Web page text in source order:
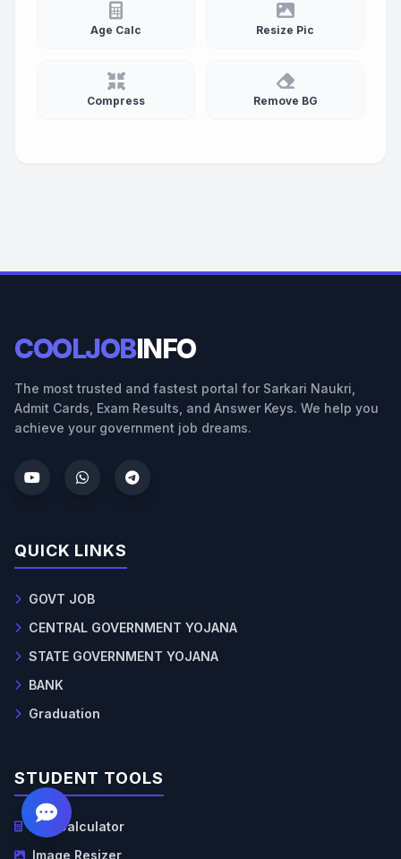
Age Calc Resize Pic
Compress Remove BG
COOLJOBINFO
The most trusted and fastest portal for Sarkari Naukri,
Admit Cards, Exam Results, and Answer Keys. We help you
achieve your government job dreams.
QUICK LINKS
GOVT JOB
CENTRAL GOVERNMENT YOJANA
STATE GOVERNMENT YOJANA
BANK
Graduation
STUDENT TOOLS
Age Calculator
Image Resizer